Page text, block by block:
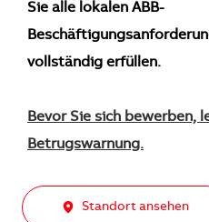
Sie alle lokalen ABB-
vollständig erfüllen.
Bevor Sie sich bewerben,
Betrugswarnung.
Standort ansehen